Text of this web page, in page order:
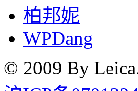
柏邦妮
WPDang
© 2009 By